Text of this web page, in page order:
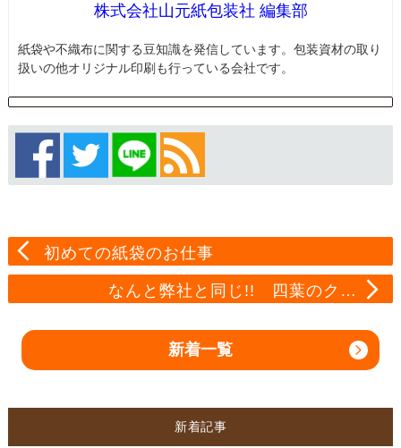
株式会社山元紙包装社 編集部
紙袋や不織布に関する豆知識を発信しています。包装資材の取り
扱いの他オリジナル印刷も行っている会社です。
初めての紙袋のお仕事
なんと弊社と同じ!! 四葉のク…
新着一覧
新着記事